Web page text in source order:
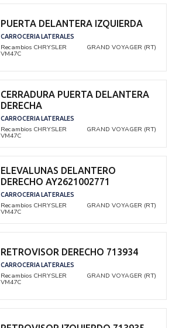
PUERTA DELANTERA IZQUIERDA
CARROCERIA LATERALES
Recambios CHRYSLER GRAND VOYAGER (RT)
VM47C
CERRADURA PUERTA DELANTERA
DERECHA
CARROCERIA LATERALES
Recambios CHRYSLER GRAND VOYAGER (RT)
VM47C
ELEVALUNAS DELANTERO
DERECHO AY2621002771
CARROCERIA LATERALES
Recambios CHRYSLER GRAND VOYAGER (RT)
VM47C
RETROVISOR DERECHO 713934
CARROCERIA LATERALES
Recambios CHRYSLER GRAND VOYAGER (RT)
VM47C